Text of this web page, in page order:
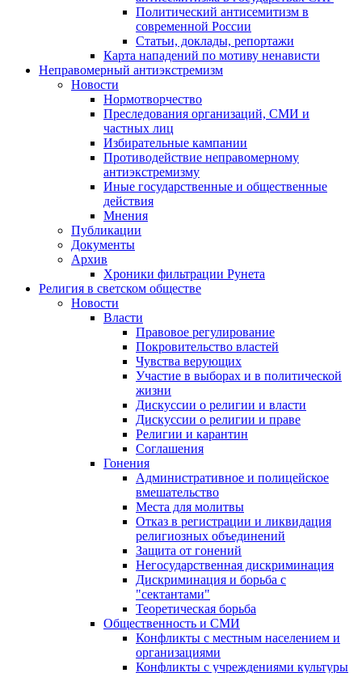
Политический антисемитизм в
современной России
Статьи, доклады, репортажи
Карта нападений по мотиву ненависти
Неправомерный антиэкстремизм
Новости
Нормотворчество
Преследования организаций, СМИ и
частных лиц
Избирательные кампании
Противодействие неправомерному
антиэкстремизму
Иные государственные и общественные
действия
Мнения
Публикации
Документы
Архив
Хроники фильтрации Рунета
Религия в светском обществе
Новости
Власти
Правовое регулирование
Покровительство властей
Чувства верующих
Участие в выборах и в политической
жизни
Дискуссии о религии и власти
Дискуссии о религии и праве
Религии и карантин
Соглашения
Гонения
Административное и полицейское
вмешательство
Места для молитвы
Отказ в регистрации и ликвидация
религиозных объединений
Защита от гонений
Негосударственная дискриминация
Дискриминация и борьба с
"сектантами"
Теоретическая борьба
Общественность и СМИ
Конфликты с местным населением и
организациями
Конфликты с учреждениями культуры